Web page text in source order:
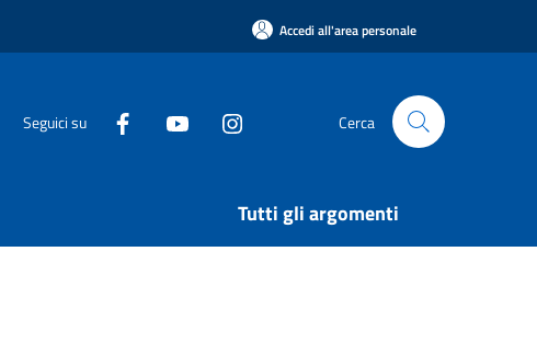
Accedi all'area personale
Seguici su Cerca
Tutti gli argomenti